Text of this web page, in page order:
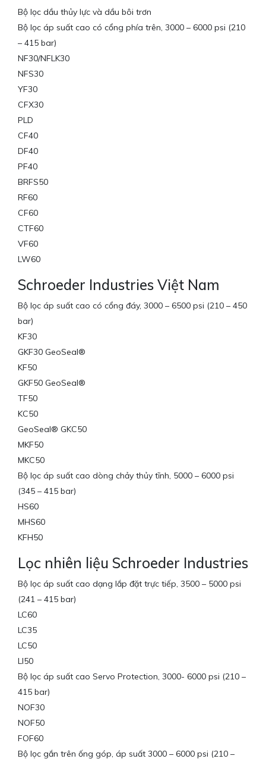
Bộ lọc dầu thủy lực và dầu bôi trơn
Bộ lọc áp suất cao có cổng phía trên, 3000 – 6000 psi (210
– 415 bar)
NF30/NFLK30
NFS30
YF30
CFX30
PLD
CF40
DF40
PF40
BRFS50
RF60
CF60
CTF60
VF60
LW60
Schroeder Industries Việt Nam
Bộ lọc áp suất cao có cổng đáy, 3000 – 6500 psi (210 – 450
bar)
KF30
GKF30 GeoSeal®
KF50
GKF50 GeoSeal®
TF50
KC50
GeoSeal® GKC50
MKF50
MKC50
Bộ lọc áp suất cao dòng chảy thủy tĩnh, 5000 – 6000 psi
(345 – 415 bar)
HS60
MHS60
KFH50
Lọc nhiên liệu Schroeder Industries
Bộ lọc áp suất cao dạng lắp đặt trực tiếp, 3500 – 5000 psi
(241 – 415 bar)
LC60
LC35
LC50
LI50
Bộ lọc áp suất cao Servo Protection, 3000- 6000 psi (210 –
415 bar)
NOF30
NOF50
FOF60
Bộ lọc gắn trên ống góp, áp suất 3000 – 6000 psi (210 –